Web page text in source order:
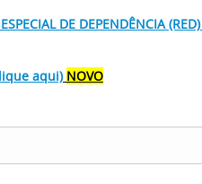
DE DEPENDÊNCIA (RED)
aqui) NOVO